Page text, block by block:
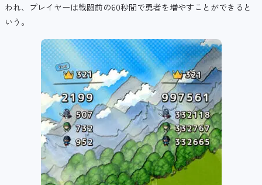
われ、プレイヤーは戦闘前の60秒間で勇者を増やすことができると
いう。